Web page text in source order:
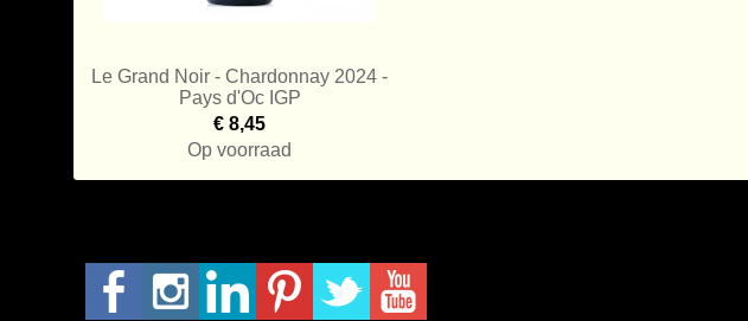
Le Grand Noir - Chardonnay 2024 -
Pays d'Oc IGP
€ 8,45
Op voorraad